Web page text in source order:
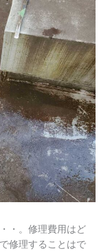
・。修理費用はど
修理することはで
外
壁
塗
装
工
事
・
屋
上
防
水
事